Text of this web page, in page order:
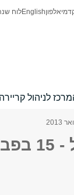
אלפוןEnglishלוח
לניהול קריירה